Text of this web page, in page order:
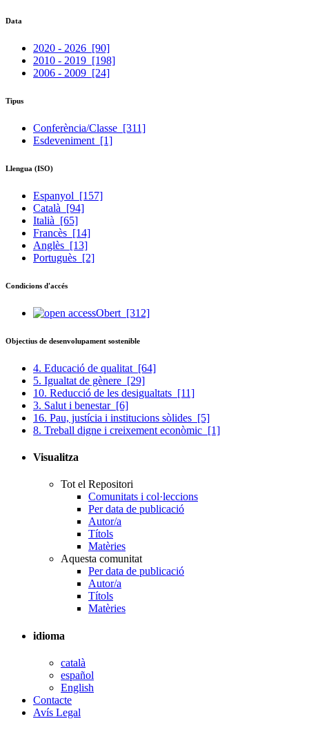
Data
2020 - 2026 [90]
2010 - 2019 [198]
2006 - 2009 [24]
Tipus
Conferència/Classe [311]
Esdeveniment [1]
Llengua (ISO)
Espanyol [157]
Català [94]
Italià [65]
Francès [14]
Anglès [13]
Portuguès [2]
Condicions d'accés
Obert [312]
Objectius de desenvolupament sostenible
4. Educació de qualitat [64]
5. Igualtat de gènere [29]
10. Reducció de les desigualtats [11]
3. Salut i benestar [6]
16. Pau, justícia i institucions sòlides [5]
8. Treball digne i creixement econòmic [1]
Visualitza
Tot el Repositori
Comunitats i col·leccions
Per data de publicació
Autor/a
Títols
Matèries
Aquesta comunitat
Per data de publicació
Autor/a
Títols
Matèries
idioma
català
español
English
Contacte
Avís Legal